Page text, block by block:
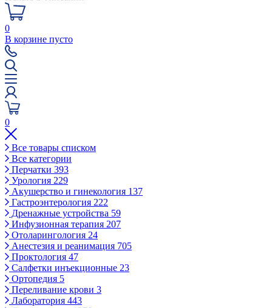
0
В корзине пусто
0
Все товары списком
Все категории
Перчатки 393
Урология 229
Акушерство и гинекология 137
Гастроэнтерология 222
Дренажные устройства 59
Инфузионная терапия 207
Отоларингология 24
Анестезия и реанимация 705
Проктология 47
Салфетки инъекционные 23
Ортопедия 5
Переливание крови 3
Лаборатория 443